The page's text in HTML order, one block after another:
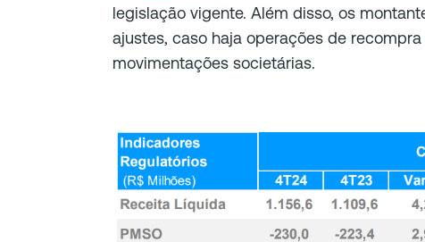
legislação vigente. Além disso, os
ajustes, caso haja operações de
movimentações societárias.